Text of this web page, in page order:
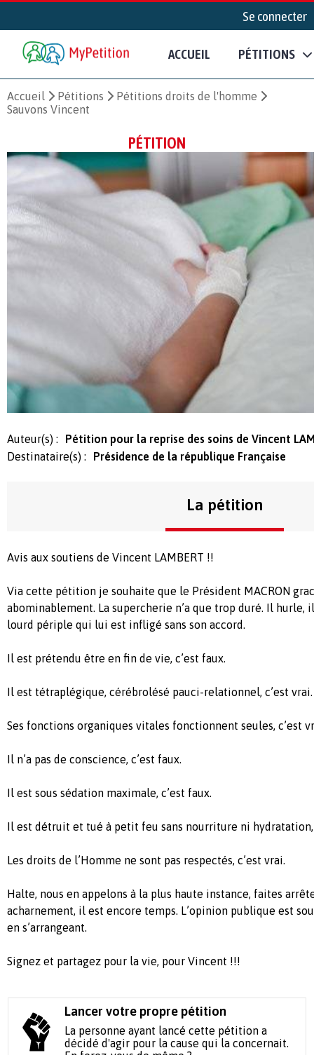
Se connecter
ACCUEIL PÉTITIONS
Accueil Pétitions
Pétitions droits de l'homme
Sauvons Vincent
PÉTITION
Auteur(s) :
Pétition pour la reprise des soins de Vincent
Destinataire(s) :
Présidence de la république Française
La pétition
Avis aux soutiens de Vincent LAMBERT !!
Via cette pétition je souhaite que le Président MACRON
abominablement. La supercherie n’a que trop duré. Il hurle,
lourd périple qui lui est infligé sans son accord.
Il est prétendu être en fin de vie, c’est faux.
Il est tétraplégique, cérébrolésé pauci-relationnel, c’est vrai.
Ses fonctions organiques vitales fonctionnent seules, c’est
Il n’a pas de conscience, c’est faux.
Il est sous sédation maximale, c’est faux.
Il est détruit et tué à petit feu sans nourriture ni hydratation,
Les droits de l’Homme ne sont pas respectés, c’est vrai.
Halte, nous en appelons à la plus haute instance, faites
acharnement, il est encore temps. L’opinion publique est
en s’arrangeant.
Signez et partagez pour la vie, pour Vincent !!!
Lancer votre propre pétition
La personne ayant lancé cette pétition a
décidé d'agir pour la cause qui la concernait.